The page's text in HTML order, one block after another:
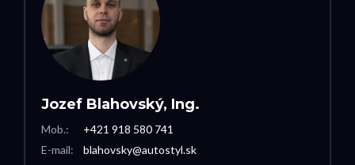
Jozef Blahovský, Ing.
Mob.:
E-mail:
+421 918 580 741
blahovsky@autostyl.sk